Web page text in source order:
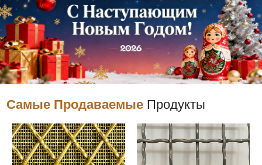
Самые Продаваемые Продукты